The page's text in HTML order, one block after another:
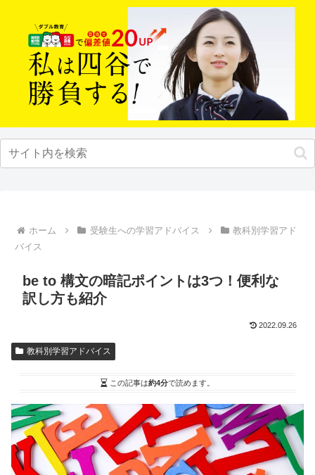
ホーム 受験生への学習アドバイス
教科別学習アド
バイス
be to 構文の暗記ポイントは3つ！便利な
訳し方も紹介
2022.09.26
教科別学習アドバイス
この記事は約4分で読めます。